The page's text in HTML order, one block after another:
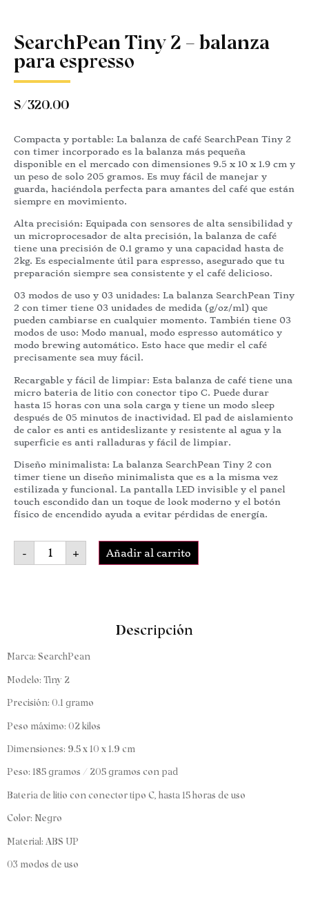
SearchPean Tiny 2 – balanza
para espresso
S/320.00
Compacta y portable: La balanza de café SearchPean Tiny 2
con timer incorporado es la balanza más pequeña
disponible en el mercado con dimensiones 9.5 x 10 x 1.9 cm y
un peso de solo 205 gramos. Es muy fácil de manejar y
guarda, haciéndola perfecta para amantes del café que están
siempre en movimiento.
Alta precisión: Equipada con sensores de alta sensibilidad y
un microprocesador de alta precisión, la balanza de café
tiene una precisión de 0.1 gramo y una capacidad hasta de
2kg. Es especialmente útil para espresso, asegurado que tu
preparación siempre sea consistente y el café delicioso.
03 modos de uso y 03 unidades: La balanza SearchPean Tiny
2 con timer tiene 03 unidades de medida (g/oz/ml) que
pueden cambiarse en cualquier momento. También tiene 03
modos de uso: Modo manual, modo espresso automático y
modo brewing automático. Esto hace que medir el café
precisamente sea muy fácil.
Recargable y fácil de limpiar: Esta balanza de café tiene una
micro bateria de litio con conector tipo C. Puede durar
hasta 15 horas con una sola carga y tiene un modo sleep
después de 05 minutos de inactividad. El pad de aislamiento
de calor es anti es antideslizante y resistente al agua y la
superficie es anti ralladuras y fácil de limpiar.
Diseño minimalista: La balanza SearchPean Tiny 2 con
timer tiene un diseño minimalista que es a la misma vez
estilizada y funcional. La pantalla LED invisible y el panel
touch escondido dan un toque de look moderno y el botón
físico de encendido ayuda a evitar pérdidas de energía.
- + Añadir al carrito
Descripción
Marca: SearchPean
Modelo: Tiny 2
Precisión: 0.1 gramo
Peso máximo: 02 kilos
Dimensiones: 9.5 x 10 x 1.9 cm
Peso: 185 gramos / 205 gramos con pad
Batería de litio con conector tipo C, hasta 15 horas de uso
Color: Negro
Material: ABS UP
03 modos de uso